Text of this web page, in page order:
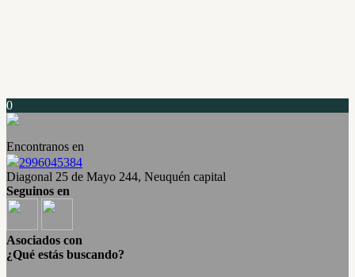
0
Encontranos en
2996045384
Diagonal 25 de Mayo 244, Neuquén capital
Seguinos en
Asociados con
¿Qué estás buscando?